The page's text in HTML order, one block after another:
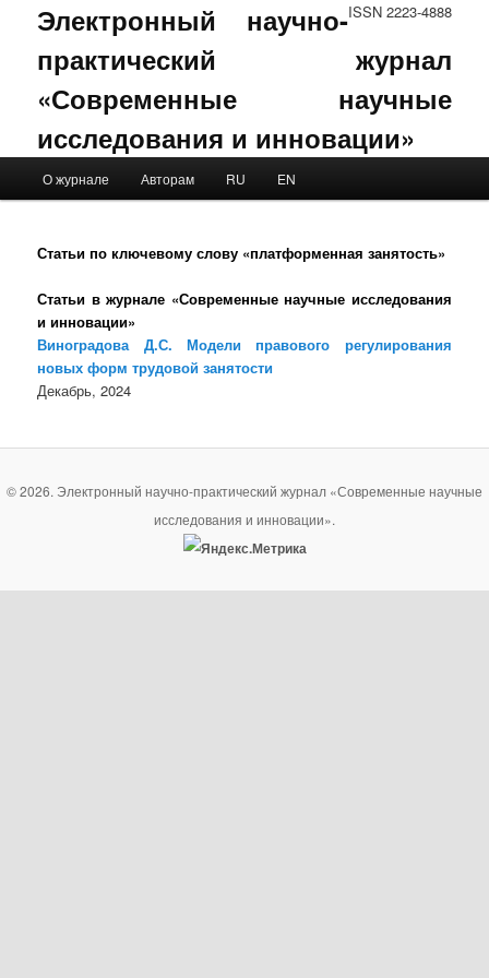
ISSN 2223-4888
Электронный научно-
практический журнал
«Современные научные
исследования и инновации»
Skip to primary content
Skip to secondary content
О журнале Авторам RU EN
Статьи по ключевому слову «платформенная занятость»
Статьи в журнале «Современные научные исследования
и инновации»
Виноградова Д.С. Модели правового регулирования
новых форм трудовой занятости
Декабрь, 2024
© 2026. Электронный научно-практический журнал «Современные научные
исследования и инновации».